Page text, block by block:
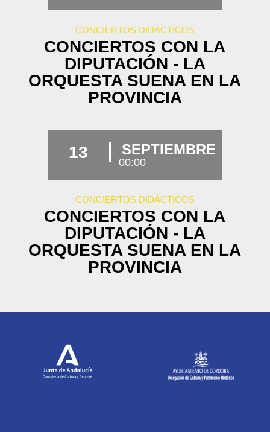
CONCIERTOS DIDÁCTICOS
CONCIERTOS CON LA
DIPUTACIÓN - LA
ORQUESTA SUENA EN LA
PROVINCIA
13 SEPTIEMBRE
00:00
CONCIERTOS DIDÁCTICOS
CONCIERTOS CON LA
DIPUTACIÓN - LA
ORQUESTA SUENA EN LA
PROVINCIA